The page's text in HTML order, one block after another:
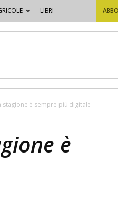
LIBRI
stagione è sempre più digitale
è